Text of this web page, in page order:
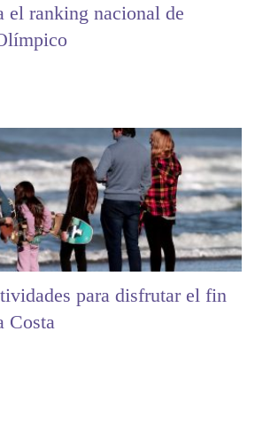
el ranking nacional de
para disfrutar el fin
Costa